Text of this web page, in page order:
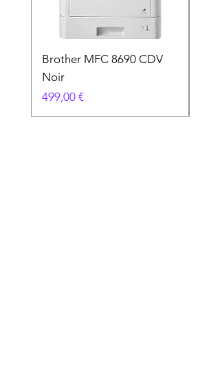
Brother MFC 8690 CDV
Noir
Prix
499,00 €